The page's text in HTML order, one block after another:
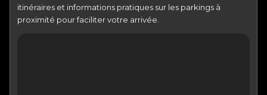
itinéraires et informations pratiques sur les parkings à
proximité pour faciliter votre arrivée.